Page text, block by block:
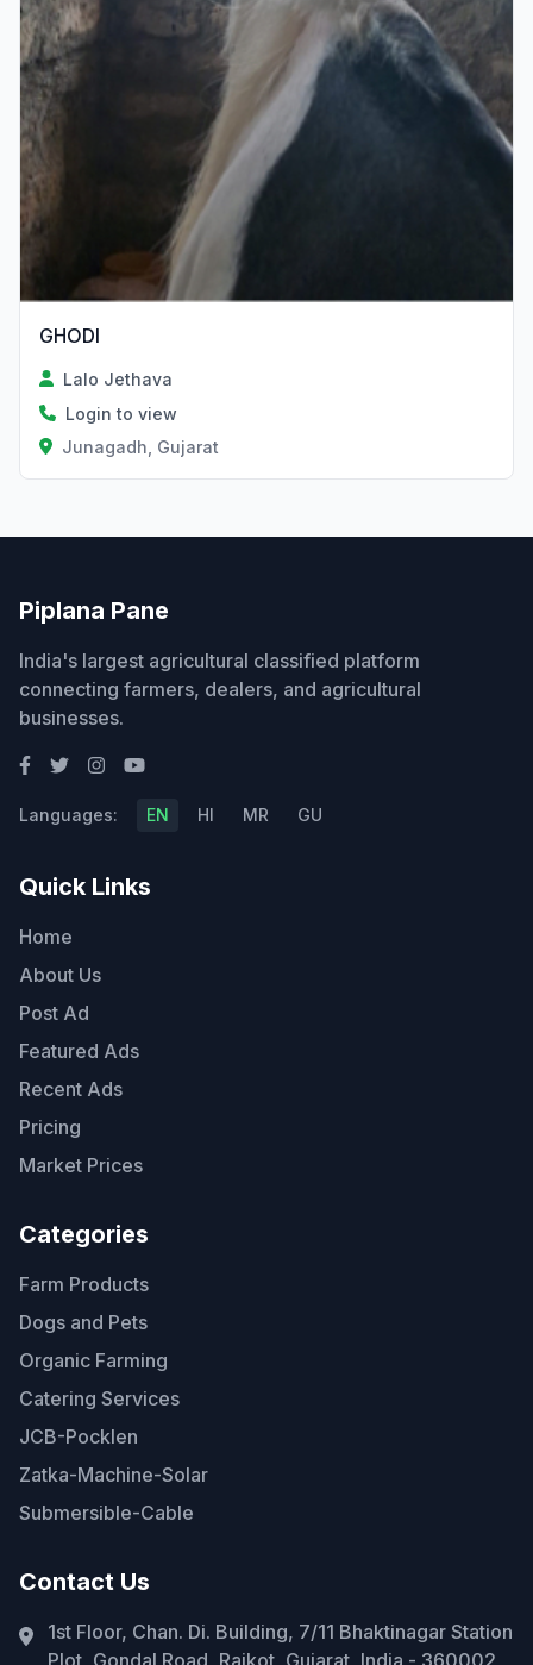
GHODI
Lalo Jethava
Login to view
Junagadh, Gujarat
Piplana Pane
India's largest agricultural classified platform
connecting farmers, dealers, and agricultural
businesses.
Languages: EN HI MR GU
Quick Links
Home
About Us
Post Ad
Featured Ads
Recent Ads
Pricing
Market Prices
Categories
Farm Products
Dogs and Pets
Organic Farming
Catering Services
JCB-Pocklen
Zatka-Machine-Solar
Submersible-Cable
Contact Us
1st Floor, Chan. Di. Building, 7/11 Bhaktinagar Station
Plot, Gondal Road, Rajkot, Gujarat, India - 360002